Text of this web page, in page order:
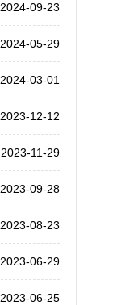
2024-09-23
2024-05-29
2024-03-01
2023-12-12
2023-11-29
2023-09-28
2023-08-23
2023-06-29
2023-06-25